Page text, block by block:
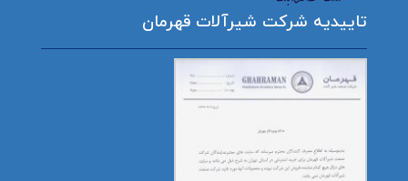
تاییدیه شرکت شیرآلات قهرمان